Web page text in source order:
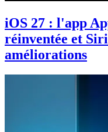
iOS 27 : l'app
réinventée et
améliorations